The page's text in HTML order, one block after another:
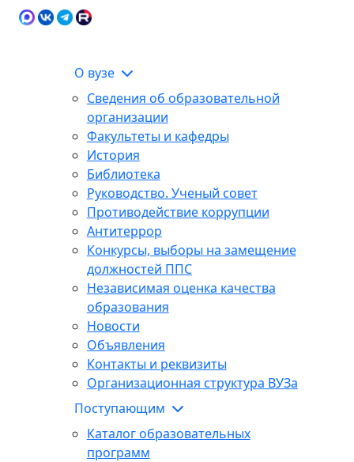
О вузе
Сведения об образовательной
организации
Факультеты и кафедры
История
Библиотека
Руководство. Ученый совет
Противодействие коррупции
Антитеррор
Конкурсы, выборы на замещение
должностей ППС
Независимая оценка качества
образования
Новости
Объявления
Контакты и реквизиты
Организационная структура ВУЗа
Поступающим
Каталог образовательных
программ